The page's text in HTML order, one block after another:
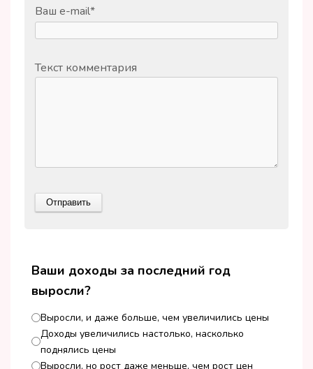
Ваш e-mail*
Текст комментария
Ваши доходы за последний год
выросли?
Выросли, и даже больше, чем увеличились цены
Доходы увеличились настолько, насколько
поднялись цены
Выросли, но рост даже меньше, чем рост цен